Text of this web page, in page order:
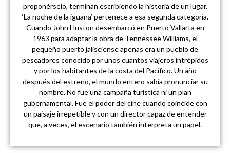
proponérselo, terminan escribiendo la historia de un lugar.
‘La noche de la iguana’ pertenece a esa segunda categoría.
Cuando John Huston desembarcó en Puerto Vallarta en
1963 para adaptar la obra de Tennessee Williams, el
pequeño puerto jalisciense apenas era un pueblo de
pescadores conocido por unos cuantos viajeros intrépidos
y por los habitantes de la costa del Pacífico. Un año
después del estreno, el mundo entero sabía pronunciar su
nombre. No fue una campaña turística ni un plan
gubernamental. Fue el poder del cine cuando coincide con
un paisaje irrepetible y con un director capaz de entender
que, a veces, el escenario también interpreta un papel.